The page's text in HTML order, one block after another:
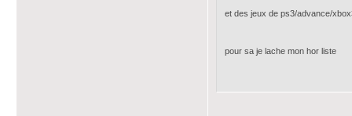
et des jeux de ps3/advance/
pour sa je lache mon hor liste